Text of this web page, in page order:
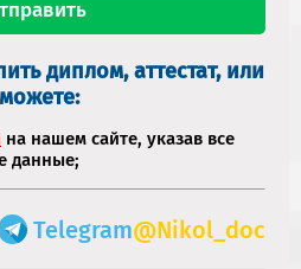
диплом, аттестат, или
на нашем сайте, указав все
данные;
Telegram@Nikol_doc